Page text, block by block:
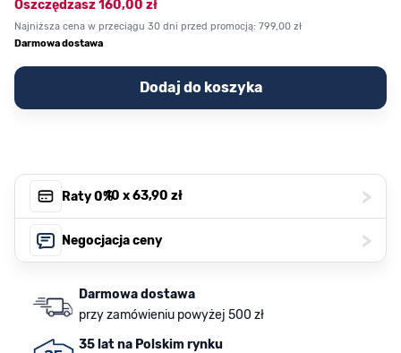
Oszczędzasz160,00 zł
Najniższa cena w przeciągu 30 dni przed promocją: 799,00 zł
Darmowa dostawa
Dodaj do koszyka
Raty 0%, 10 x63,90 zł >
Negocjacja ceny >
Darmowa dostawa
przy zamówieniu powyżej 500 zł
35 lat na Polskim rynku